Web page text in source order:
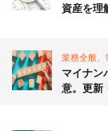
資産を理
業務全般、
マイナン
意。更新